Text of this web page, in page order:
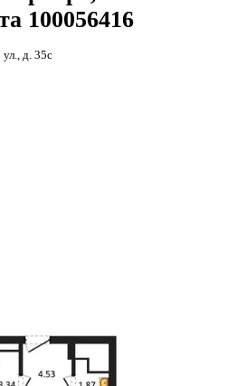
ЖД Навигатор
квартира, 42.11
ул., д. 35с